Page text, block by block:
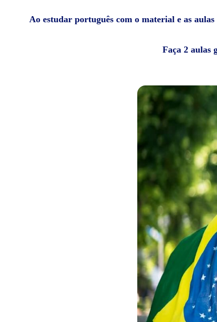
Ao estudar português com o material e as
Faça 2 aulas